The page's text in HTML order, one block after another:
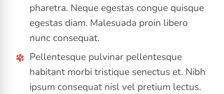
pharetra. Neque egestas congue quisque
egestas diam. Malesuada proin libero
nunc consequat.
Pellentesque pulvinar pellentesque
habitant morbi tristique senectus et. Nibh
ipsum consequat nisl vel pretium lectus.